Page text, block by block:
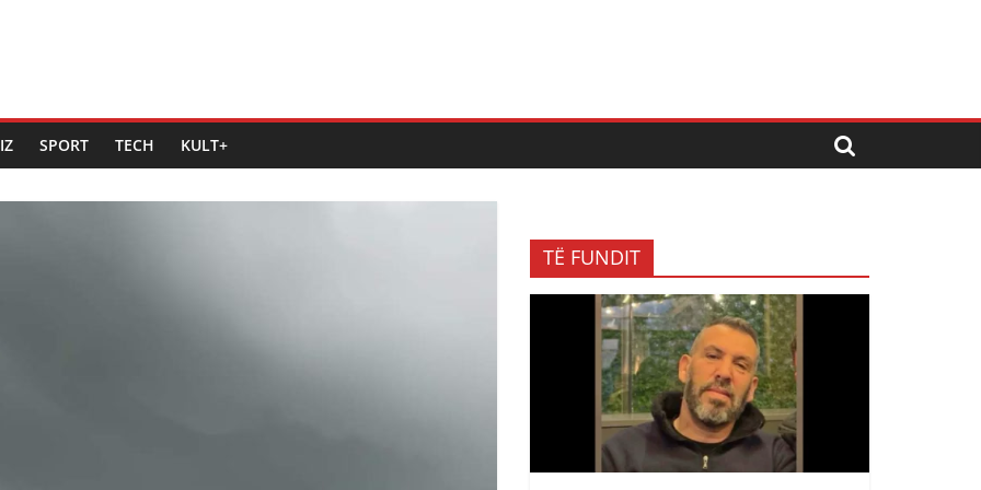
SPORT TECH KULT+
TË FUNDIT